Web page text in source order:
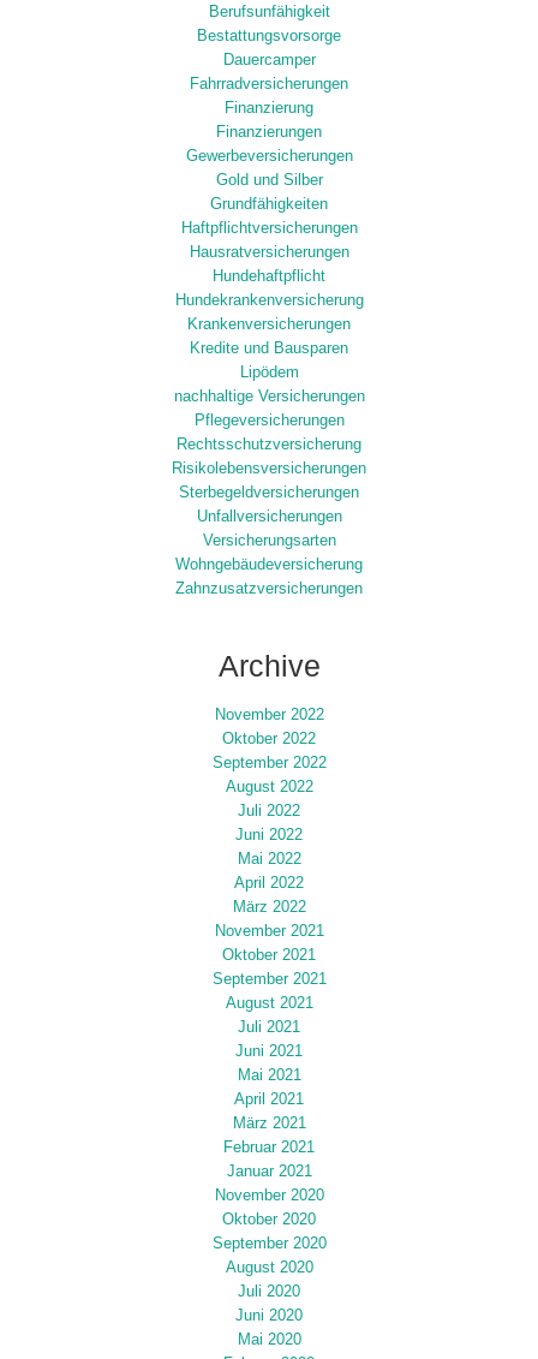
Berufsunfähigkeit
Bestattungsvorsorge
Dauercamper
Fahrradversicherungen
Finanzierung
Finanzierungen
Gewerbeversicherungen
Gold und Silber
Grundfähigkeiten
Haftpflichtversicherungen
Hausratversicherungen
Hundehaftpflicht
Hundekrankenversicherung
Krankenversicherungen
Kredite und Bausparen
Lipödem
nachhaltige Versicherungen
Pflegeversicherungen
Rechtsschutzversicherung
Risikolebensversicherungen
Sterbegeldversicherungen
Unfallversicherungen
Versicherungsarten
Wohngebäudeversicherung
Zahnzusatzversicherungen
Archive
November 2022
Oktober 2022
September 2022
August 2022
Juli 2022
Juni 2022
Mai 2022
April 2022
März 2022
November 2021
Oktober 2021
September 2021
August 2021
Juli 2021
Juni 2021
Mai 2021
April 2021
März 2021
Februar 2021
Januar 2021
November 2020
Oktober 2020
September 2020
August 2020
Juli 2020
Juni 2020
Mai 2020